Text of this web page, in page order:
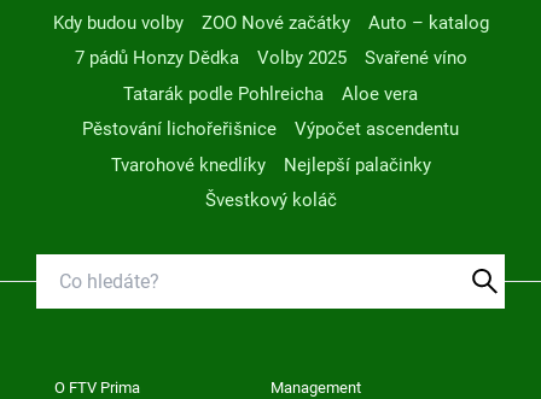
Kdy budou volby
ZOO Nové začátky
Auto – katalog
7 pádů Honzy Dědka
Volby 2025
Svařené víno
Tatarák podle Pohlreicha
Aloe vera
Pěstování lichořeřišnice
Výpočet ascendentu
Tvarohové knedlíky
Nejlepší palačinky
Švestkový koláč
O FTV Prima Management